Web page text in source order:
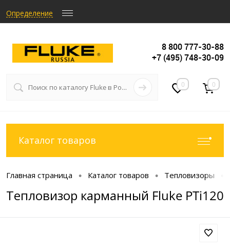
Определение
8 800 777-30-88
+7 (495) 748-30-09
0 0
Каталог товаров
Главная страница • Каталог товаров • Тепловизоры
Тепловизор карманный Fluke PTi120